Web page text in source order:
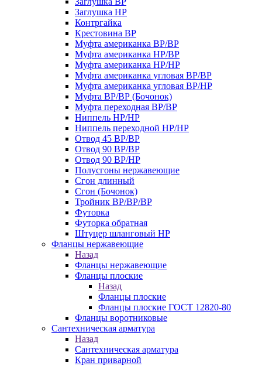
Заглушка НР
Контргайка
Крестовина ВР
Муфта американка ВР/ВР
Муфта американка НР/ВР
Муфта американка НР/НР
Муфта американка угловая ВР/ВР
Муфта американка угловая ВР/НР
Муфта ВР/ВР (Бочонок)
Муфта переходная ВР/ВР
Ниппель НР/НР
Ниппель переходной НР/НР
Отвод 45 ВР/ВР
Отвод 90 ВР/ВР
Отвод 90 ВР/НР
Полусгоны нержавеющие
Сгон длинный
Сгон (Бочонок)
Тройник ВР/ВР/ВР
Футорка
Футорка обратная
Штуцер шланговый НР
Фланцы нержавеющие
Назад
Фланцы нержавеющие
Фланцы плоские
Назад
Фланцы плоские
Фланцы плоские ГОСТ 12820-80
Фланцы воротниковые
Сантехническая арматура
Назад
Сантехническая арматура
Кран приварной